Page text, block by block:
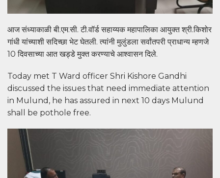
आज संध्याकाळी बी.एम.सी. टी.वॉर्ड सहाय्यक महापालिका आयुक्त श्री.किशोर
गांधी यांच्याशी सदिच्छा भेट घेतली. त्यांनी मुलुंडला सर्वांतपरी प्राधान्य म्हणजे
10 दिवसाच्या आत खड्डे मुक्त करण्याचे आश्वासन दिले.
Today met T Ward officer Shri Kishore Gandhi
discussed the issues that need immediate attention
in Mulund, he has assured in next 10 days Mulund
shall be pothole free.